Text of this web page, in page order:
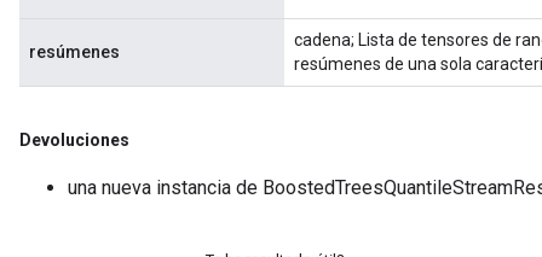
resúmenes
cadena; Lista de tensores de
resúmenes de una sola
Devoluciones
una nueva instancia de